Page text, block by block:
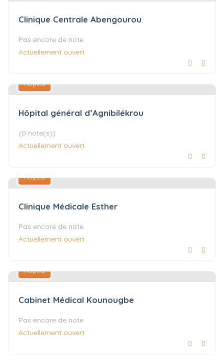
Clinique Centrale Abengourou
Pas encore de note
Actuellement ouvert
Hôpital
Hôpital général d’Agnibilékrou
(0 note(s))
Actuellement ouvert
Hôpital
Clinique Médicale Esther
Pas encore de note
Actuellement ouvert
Hôpital
Cabinet Médical Kounougbe
Pas encore de note
Actuellement ouvert